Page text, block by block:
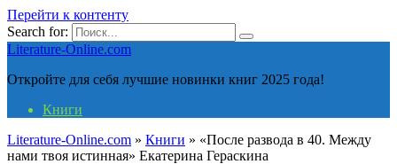
Перейти к контенту
Search for:
Literature-Online.com
Откройте для себя лучшие новинки книг 2025 года!
Книги
Literature-Online.com » Книги » «После развода в 40. Между
нами твоя истинная» Екатерина Гераскина